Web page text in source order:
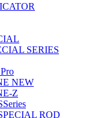
SERIES
NEW
Z
ROD